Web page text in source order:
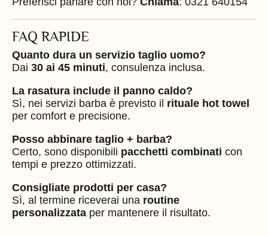
FAQ RAPIDE
Quanto dura un servizio taglio uomo?
Dai 30 ai 45 minuti, consulenza inclusa.
La rasatura include il panno caldo?
Sì, nei servizi barba è previsto il rituale hot towel
per comfort e precisione.
Posso abbinare taglio + barba?
Certo, sono disponibili pacchetti combinati con
tempi e prezzo ottimizzati.
Consigliate prodotti per casa?
Sì, al termine riceverai una routine
personalizzata per mantenere il risultato.